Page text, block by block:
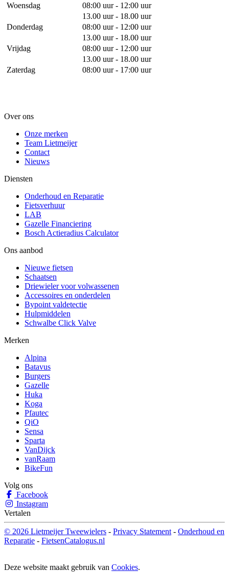
Woensdag
08:00 uur - 12:00 uur
13.00 uur - 18.00 uur
Donderdag
08:00 uur - 12:00 uur
13.00 uur - 18.00 uur
Vrijdag
08:00 uur - 12:00 uur
13.00 uur - 18.00 uur
Zaterdag
08:00 uur - 17:00 uur
Over ons
Onze merken
Team Lietmeijer
Contact
Nieuws
Diensten
Onderhoud en Reparatie
Fietsverhuur
LAB
Gazelle Financiering
Bosch Actieradius Calculator
Ons aanbod
Nieuwe fietsen
Schaatsen
Driewieler voor volwassenen
Accessoires en onderdelen
Bypoint valdetectie
Hulpmiddelen
Schwalbe Click Valve
Merken
Alpina
Batavus
Burgers
Gazelle
Huka
Koga
Pfautec
QiO
Sensa
Sparta
VanDijck
vanRaam
BikeFun
Volg ons
Facebook
Instagram
Vertalen
© 2026 Lietmeijer Tweewielers - Privacy Statement - Onderhoud en
Reparatie - FietsenCatalogus.nl
Deze website maakt gebruik van Cookies.